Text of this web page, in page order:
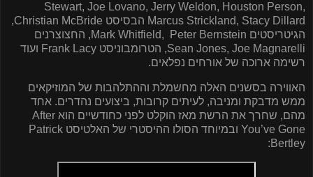
Stewart, Joe Lovano, Jerry Weldon, Houston Person,
Marcus Strickland, Stacy Dillard הבסיסט Christian McBride
,
הגיטריסטים Mark Whitfield, Peter Bernstein, החצוצרנים
Sean Jones, Joe Magnarelli, הטרומבוניסט Frank Lacy ועוד
רשימה ארוכה של אורחים נפלאים.
האווירה בסשנים האלה מחשמלת וההתלהבות של המוזיקאים
ממש מדבקת ומניבה, לעיתים קרובות, ביצועים נהדרים. אחד
מהם, שחרך את הרשת מאז הוקלט לפני כחודשיים הוא After
You’ve Gone ובמיוחד הסולו ההיסטרי של האלטיסט Patrick
Bertley
: